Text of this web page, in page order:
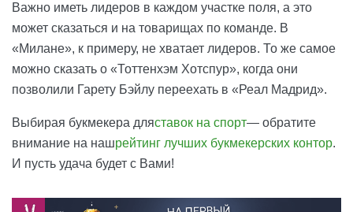
Важно иметь лидеров в каждом участке поля, а это
может сказаться и на товарищах по команде. В
«Милане», к примеру, не хватает лидеров. То же самое
можно сказать о «Тоттенхэм Хотспур», когда они
позволили Гарету Бэйлу переехать в «Реал Мадрид».
Выбирая букмекера дляставок на спорт— обратите
внимание на нашрейтинг лучших букмекерских контор.
И пусть удача будет с Вами!